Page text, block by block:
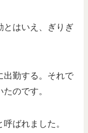
とはいえ、ぎりぎ
出勤する。それで
のです。
ばれました。